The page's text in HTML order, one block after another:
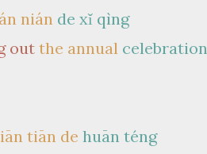
nián de xǐ qìng
outthe annual celebration
tiān de huān téng